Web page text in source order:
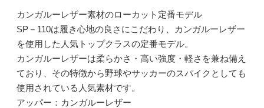
カンガルーレザー素材のローカット定番モデル
SP－110は履き心地の良さにこだわり、カンガルーレザー
を使用した人気トップクラスの定番モデル。
カンガルーレザーは柔らかさ・高い強度・軽さを兼ね備え
ており、その特徴から野球やサッカーのスパイクとしても
使用されている人気素材です。
アッパー：カンガルーレザー